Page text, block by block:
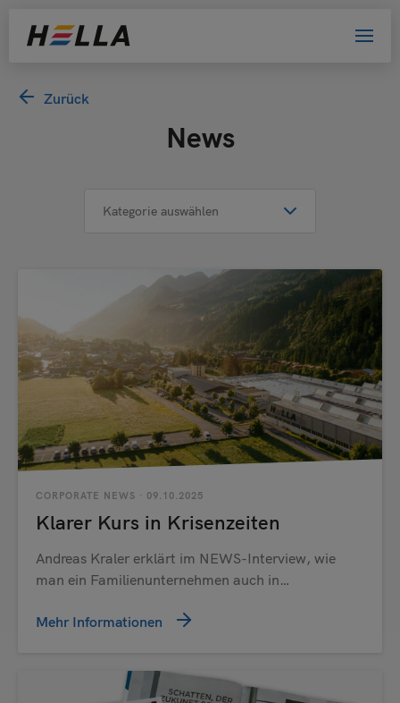
Zurück
News
CORPORATE NEWS · 09.10.2025
Klarer Kurs in Krisenzeiten
Andreas Kraler erklärt im NEWS-Interview, wie
man ein Familienunternehmen auch in…
Mehr Informationen
Willkommen bei HELLA!
Bitte wählen Sie Ihre Kundengruppe
Architekt oder Planer
Sonstige
Senden